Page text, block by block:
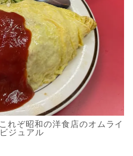
れぞ昭和の洋食店のオムライ
ジュアル